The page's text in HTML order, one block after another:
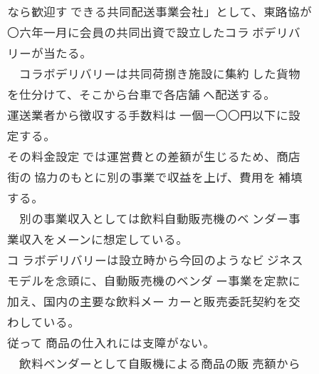
なら歓迎す できる共同配送事業会社」として、東路協が
〇六年一月に会員の共同出資で設立したコラ ボデリバ
リーが当たる。
コラボデリバリーは共同荷捌き施設に集約 した貨物
を仕分けて、そこから台車で各店舗 へ配送する。
運送業者から徴収する手数料は 一個一〇〇円以下に設
定する。
その料金設定 では運営費との差額が生じるため、商店
街の 協力のもとに別の事業で収益を上げ、費用を 補填
する。
別の事業収入としては飲料自動販売機のベ ンダー事
業収入をメーンに想定している。
コ ラボデリバリーは設立時から今回のようなビ ジネス
モデルを念頭に、自動販売機のベンダ ー事業を定款に
加え、国内の主要な飲料メー カーと販売委託契約を交
わしている。
従って 商品の仕入れには支障がない。
飲料ベンダーとして自販機による商品の販 売額から